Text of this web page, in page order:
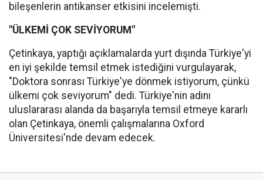
bileşenlerin antikanser etkisini incelemişti.
"ÜLKEMİ ÇOK SEVİYORUM"
Çetinkaya, yaptığı açıklamalarda yurt dışında Türkiye'yi
en iyi şekilde temsil etmek istediğini vurgulayarak,
"Doktora sonrası Türkiye'ye dönmek istiyorum, çünkü
ülkemi çok seviyorum" dedi. Türkiye'nin adını
uluslararası alanda da başarıyla temsil etmeye kararlı
olan Çetinkaya, önemli çalışmalarına Oxford
Üniversitesi'nde devam edecek.